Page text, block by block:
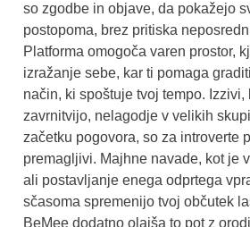
so zgodbe in objave, da pokažejo
postopoma, brez pritiska
Platforma omogoča varen prostor,
izražanje sebe, kar ti pomaga
način, ki spoštuje tvoj tempo. Izzivi,
zavrnitvijo, nelagodje v velikih
začetku pogovora, so za introverte
premagljivi. Majhne navade, kot je
ali postavljanje enega odprtega
sčasoma spremenijo tvoj občutek
BeMee dodatno olajša to pot z